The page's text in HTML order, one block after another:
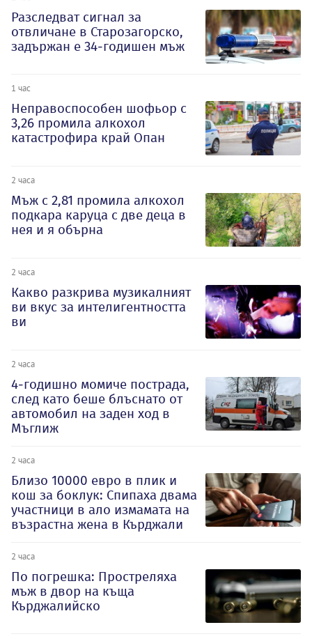
Разследват сигнал за
отвличане в Старозагорско,
задържан е 34-годишен мъж
1 час
Неправоспособен шофьор с
3,26 промила алкохол
катастрофира край Опан
2 часа
Мъж с 2,81 промила алкохол
подкара каруца с две деца в
нея и я обърна
2 часа
Какво разкрива музикалният
ви вкус за интелигентността
ви
2 часа
4-годишно момиче пострада,
след като беше блъснато от
автомобил на заден ход в
Мъглиж
2 часа
Близо 10000 евро в плик и
кош за боклук: Спипаха двама
участници в ало измамата на
възрастна жена в Кърджали
2 часа
По погрешка: Простреляха
мъж в двор на къща
Кърджалийско